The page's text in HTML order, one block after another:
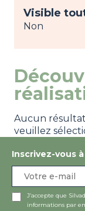
Visible
Non
Aucun
veuillez
Inscrivez-vous
J’accepte que
informations par